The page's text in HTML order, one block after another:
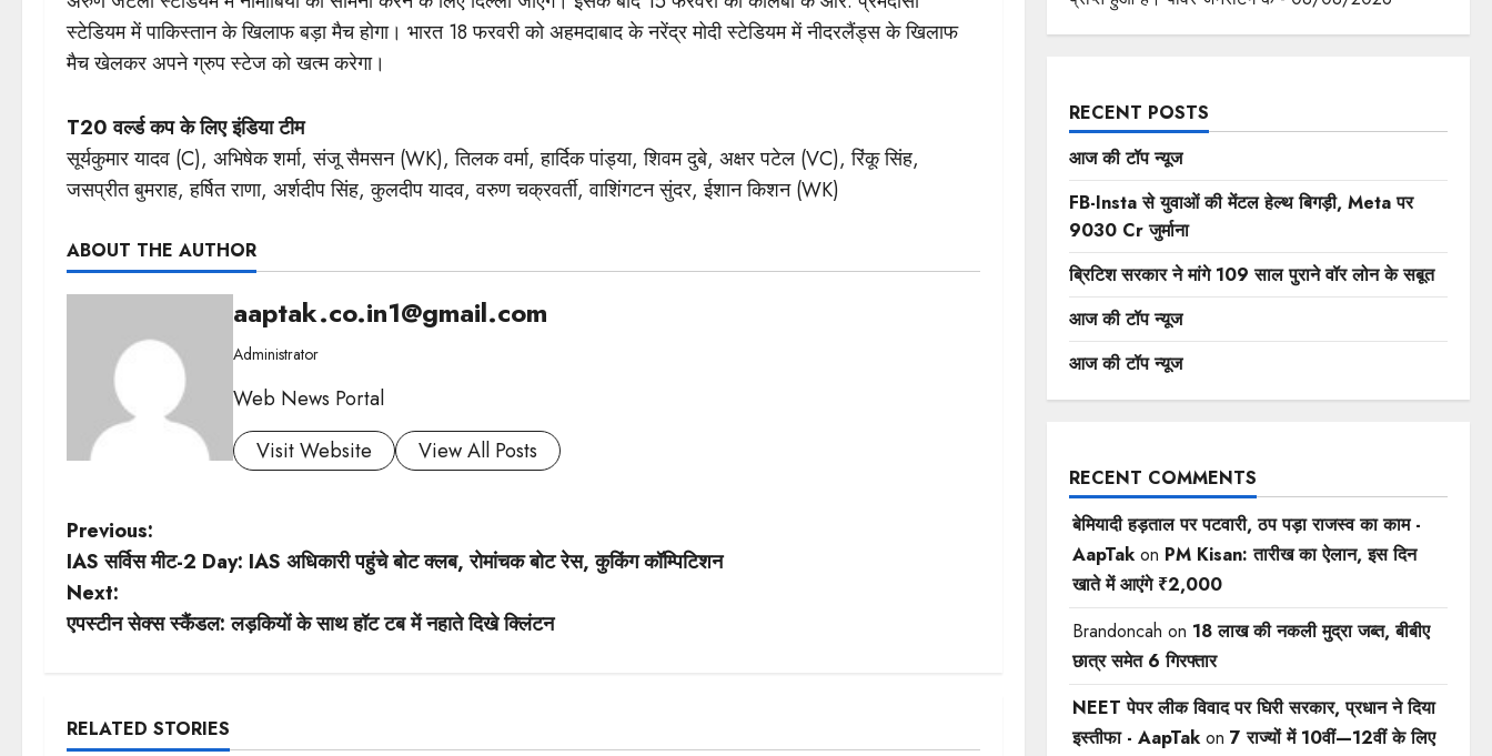
स्टेडियम में पाकिस्तान के खिलाफ बड़ा मैच होगा। भारत 18 फरवरी को अहमदाबाद के नरेंद्र मोदी स्टेडियम में नीदरलैंड्स के खिलाफ
मैच खेलकर अपने ग्रुप स्टेज को खत्म करेगा।
T20 वर्ल्ड कप के लिए इंडिया टीम
सूर्यकुमार यादव (C), अभिषेक शर्मा, संजू सैमसन (WK), तिलक वर्मा, हार्दिक पांड्या, शिवम दुबे, अक्षर पटेल (VC), रिंकू सिंह,
जसप्रीत बुमराह, हर्षित राणा, अर्शदीप सिंह, कुलदीप यादव, वरुण चक्रवर्ती, वाशिंगटन सुंदर, ईशान किशन (WK)
ABOUT THE AUTHOR
aaptak.co.in1@gmail.com
Administrator
Web News Portal
Visit Website
View All Posts
P
o
s
n
Previous:
IAS सर्विस मीट-2 Day: IAS अधिकारी पहुंचे बोट क्लब, रोमांचक बोट रेस, कुकिंग कॉम्पिटिशन
Next:
एपस्टीन सेक्स स्कैंडल: लड़कियों के साथ हॉट टब में नहाते दिखे क्लिंटन
RELATED STORIES
RECENT POSTS
आज की टॉप न्यूज
FB-Insta से युवाओं की मेंटल हेल्थ बिगड़ी, Meta पर
9030 Cr जुर्माना
ब्रिटिश सरकार ने मांगे 109 साल पुराने वॉर लोन के सबूत
आज की टॉप न्यूज
आज की टॉप न्यूज
RECENT COMMENTS
बेमियादी हड़ताल पर पटवारी, ठप पड़ा राजस्व का काम -
AapTakon PM Kisan: तारीख का ऐलान, इस दिन
खाते में आएंगे ₹2,000
Brandoncah on 18 लाख की नकली मुद्रा जब्त, बीबीए
छात्र समेत 6 गिरफ्तार
NEET पेपर लीक विवाद पर घिरी सरकार, प्रधान ने दिया
इस्तीफा - AapTakon 7 राज्यों में 10वीं—12वीं ​के लिए